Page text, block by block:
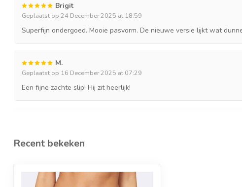
Brigit
Geplaatst op 24 December 2025 at 18:59
Superfijn ondergoed. Mooie pasvorm. De nieuwe versie lijkt wat
M.
Geplaatst op 16 December 2025 at 07:29
Een fijne zachte slip! Hij zit heerlijk!
Heerlijk zittend en mooi ondergoed. Blijft ook na vele wasbeurten goed.
Rita
Recent bekeken